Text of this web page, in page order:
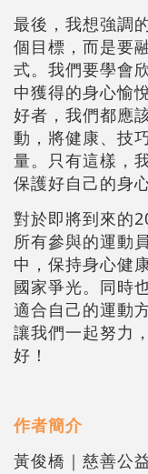
最後，我想強調
個目標，而是要
式。我們要學會
中獲得的身心愉
好者，我們都應
動，將健康、技
量。只有這樣，
保護好自己的身
對於即將到來的
所有參與的運動
中，保持身心健
國家爭光。同時
適合自己的運動
讓我們一起努力
好！
作者簡介
黃俊橋｜慈善公